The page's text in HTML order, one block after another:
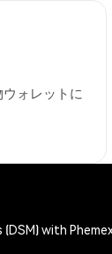
ォレットに
with